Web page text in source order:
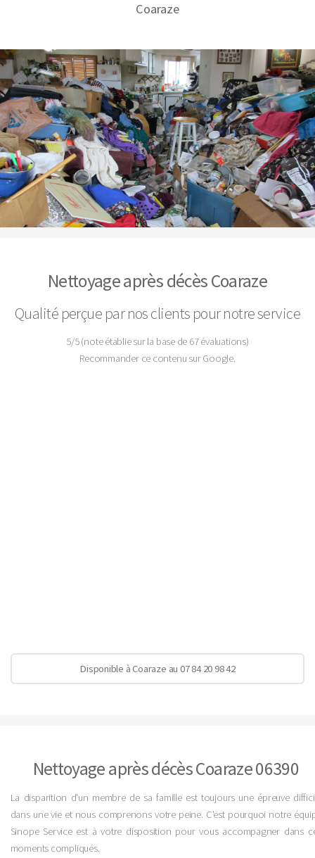
Coaraze
Nettoyage après décès Coaraze
Qualité perçue par nos clients pour notre service
5/5(note établie sur la base de 67évaluations)
Recommander ce contenu sur Google.
Disponible à Coaraze au 07 84 20 98 42
Nettoyage après décès Coaraze 06390
La disparition d'un membre de sa famille est toujours une épreuve
dans une vie et nous comprenons votre peine. C'est pourquoi notre
Sinope Service est à votre disposition pour vous accompagner dans
moments compliqués.